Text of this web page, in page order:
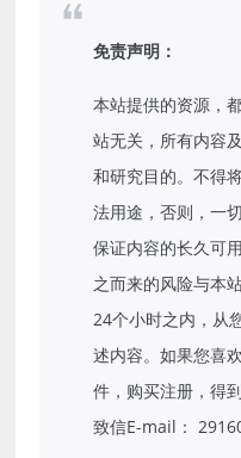
免责声明：
本站提供的资源，
站无关，所有内容
和研究目的。不得
法用途，否则，一
保证内容的长久可
之而来的风险与本
24个小时之内，从
述内容。如果您喜
件，购买注册，得
致信E-mail：